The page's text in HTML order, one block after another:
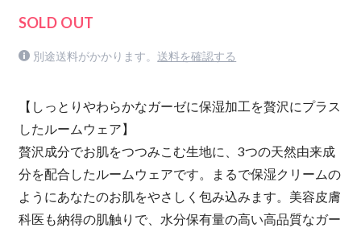
SOLD OUT
別途送料がかかります。 送料を確認する
【しっとりやわらかなガーゼに保湿加工を贅沢にプラス
したルームウェア】
贅沢成分でお肌をつつみこむ生地に、3つの天然由来成
分を配合したルームウェアです。まるで保湿クリームの
ようにあなたのお肌をやさしく包み込みます。美容皮膚
科医も納得の肌触りで、水分保有量の高い高品質なガー